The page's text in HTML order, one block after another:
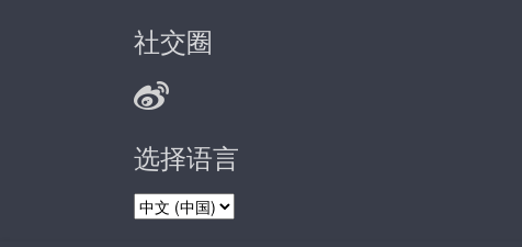
社交圈
选择语言
选